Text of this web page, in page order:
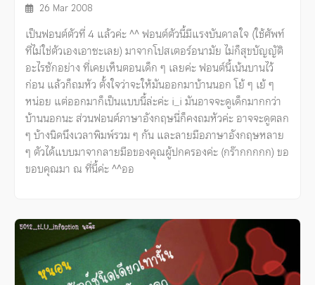
26 Mar 2008
เป็นฟอนต์ตัวที่ 4 แล้วค่ะ ^^ ฟอนต์ตัวนี้มีแรงบันดาลใจ (ใช้ศัพท์
ที่ไม่ใช่ตัวเองเอาซะเลย) มาจากโปสเตอร์อนามัย ไม่ก็สุขบัญญัติ
อะไรซักอย่าง ที่เคยเห็นตอนเด็ก ๆ เลยค่ะ ฟอนต์นี้เน้นบานไว้
ก่อน แล้วก็ถมหัว ตั้งใจว่าจะให้มันออกมาบ้านนอก โย้ ๆ เย้ ๆ
หน่อย แต่ออกมาก็เป็นแบบนี้ล่ะค่ะ i_i มันอาจจะดูเด็กมากกว่า
บ้านนอกนะ ส่วนฟอนต์ภาษาอังกฤษนี่ก็คงถมหัวค่ะ อาจจะดูตลก
ๆ บ้างนิดนึงเวลาพิมพ์รวม ๆ กัน และลายมือภาษาอังกฤษหลาย
ๆ ตัวได้แบบมาจากลายมือของคุณผู้ปกครองค่ะ (กร๊ากกกกก) ขอ
ขอบคุณมา ณ ที่นี้ค่ะ ^^ออ